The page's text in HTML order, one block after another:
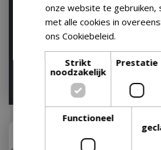
Napoleon Prestige PRO™
825 RSBI
Let op: bijna uitverkocht!
665
onze website te gebruiken,
met alle cookies in
ons Cookiebeleid.
Strikt
noodzakelijk
Prestatie
Functioneel